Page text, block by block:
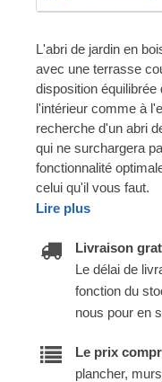
L'abri de jardin en
avec une terrasse
disposition
l'intérieur comme à
recherche d'un abri
qui ne surchargera
fonctionnalité
celui qu'il vous faut.
Lire plus
Livraison
Le délai de
fonction du
nous pour en
Le prix
plancher,